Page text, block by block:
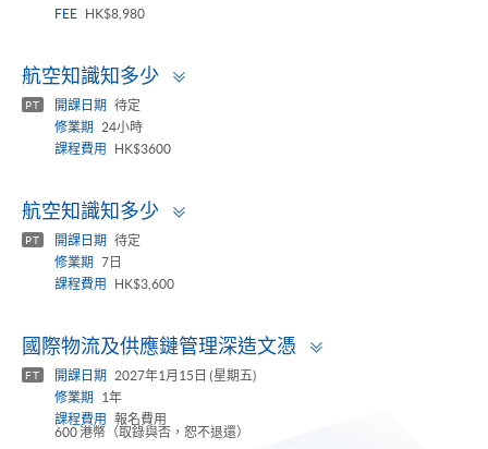
FEE
HK$8,980
航空知識知多少
PT 開課日期
待定
修業期
24小時
課程費用
HK$3600
航空知識知多少
PT 開課日期
待定
修業期
7日
課程費用
HK$3,600
國際物流及供應鏈管理深造文憑
FT 開課日期
2027年1月15日 (星期五)
修業期
1年
課程費用
報名費用
600 港幣（取錄與否，恕不退還）